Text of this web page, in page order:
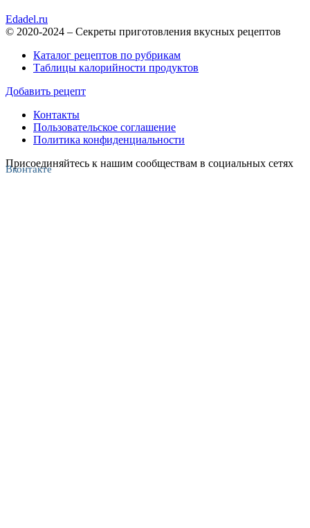
Edadel.ru
© 2020-2024 – Секреты приготовления вкусных рецептов
Каталог рецептов по рубрикам
Таблицы калорийности продуктов
Добавить рецепт
Контакты
Пользовательское соглашение
Политика конфиденциальности
Присоединяйтесь к нашим сообществам в социальных сетях
Вконтакте